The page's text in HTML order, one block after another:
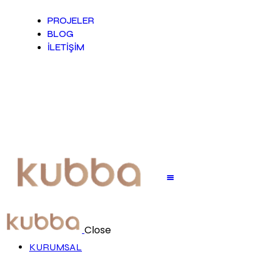
PROJELER
BLOG
İLETİŞİM
Close
KURUMSAL